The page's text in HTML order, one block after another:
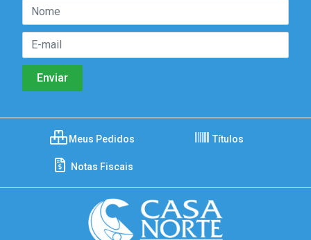
Meus Pedidos Títulos
Notas Fiscais